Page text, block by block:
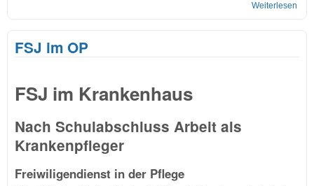
Weiterlesen
FSJ im OP
FSJ im Krankenhaus
Nach Schulabschluss Arbeit als
Krankenpfleger
Freiwiligendienst in der Pflege